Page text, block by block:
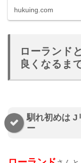
hukuing.com
ローランド
良くなるま
馴れ初めは J
ー